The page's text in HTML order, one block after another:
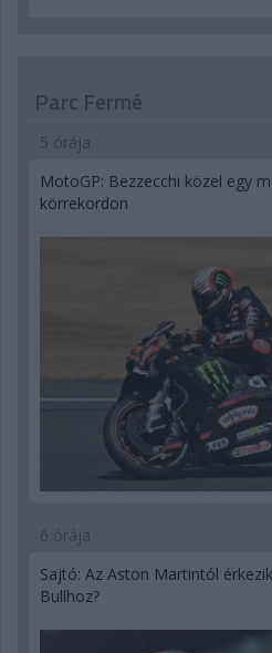
Parc Fermé
5 órája
MotoGP: Bezzecchi közel egy
körrekordon
6 órája
Sajtó: Az Aston Martintól
Bullhoz?